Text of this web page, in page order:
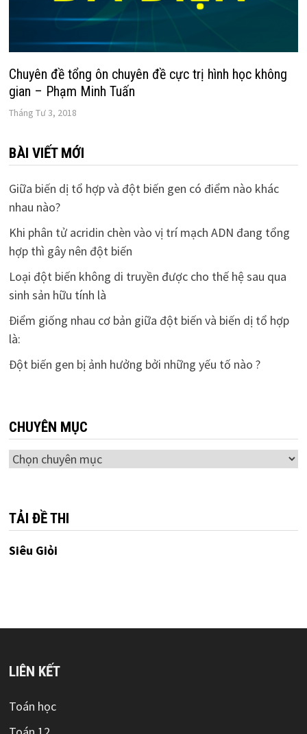
Chuyên đề tổng ôn chuyên đề cực trị hình học không
gian – Phạm Minh Tuấn
Tháng Tư 3, 2018
BÀI VIẾT MỚI
Giữa biến dị tổ hợp và đột biến gen có điểm nào khác
nhau nào?
Khi phân tử acridin chèn vào vị trí mạch ADN đang tổng
hợp thì gây nên đột biến
Loại đột biến không di truyền được cho thế hệ sau qua
sinh sản hữu tính là
Điểm giống nhau cơ bản giữa đột biến và biến dị tổ hợp
là:
Đột biến gen bị ảnh hưởng bởi những yếu tố nào ?
CHUYÊN MỤC
Chuyên
TẢI ĐỀ THI
Siêu Giỏi
LIÊN KẾT
Toán học